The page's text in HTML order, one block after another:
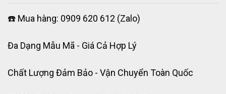
☎️ Mua hàng: 0909 620 612 (Zalo)
Đa Dạng Mẫu Mã - Giá Cả Hợp Lý
Chất Lượng Đảm Bảo - Vận Chuyển Toàn Quốc